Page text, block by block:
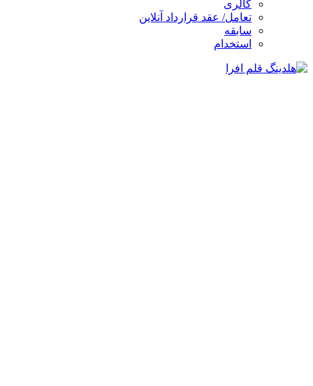
گالری
تعامل/ عقد قرارداد آنلاین
سابقه
استخدام